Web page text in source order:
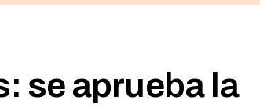
se aprueba la